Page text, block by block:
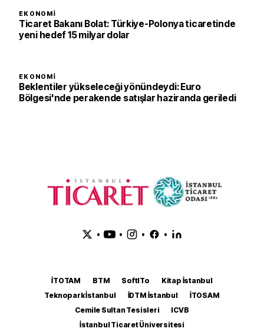
EKONOMI
Ticaret Bakanı Bolat: Türkiye-Polonya ticaretinde
yeni hedef 15 milyar dolar
EKONOMI
Beklentiler yükseleceği yönündeydi: Euro
Bölgesi'nde perakende satışlar haziranda geriledi
• • • •
İTOTAM BTM SoftITo
Kitap İstanbul
Teknopark İstanbul
İDTM İstanbul
İTOSAM
Cemile Sultan Tesisleri
ICVB
İstanbul Ticaret Üniversitesi